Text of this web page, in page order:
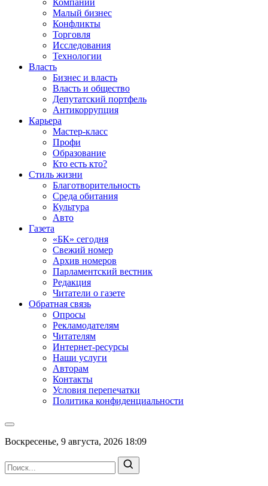
Компании
Малый бизнес
Конфликты
Торговля
Исследования
Технологии
Власть
Бизнес и власть
Власть и общество
Депутатский портфель
Антикоррупция
Карьера
Мастер-класс
Профи
Образование
Кто есть кто?
Стиль жизни
Благотворительность
Среда обитания
Культура
Авто
Газета
«БК» сегодня
Свежий номер
Архив номеров
Парламентский вестник
Редакция
Читатели о газете
Обратная связь
Опросы
Рекламодателям
Читателям
Интернет-ресурсы
Наши услуги
Авторам
Контакты
Условия перепечатки
Политика конфиденциальности
Воскресенье, 9 августа, 2026 18:09